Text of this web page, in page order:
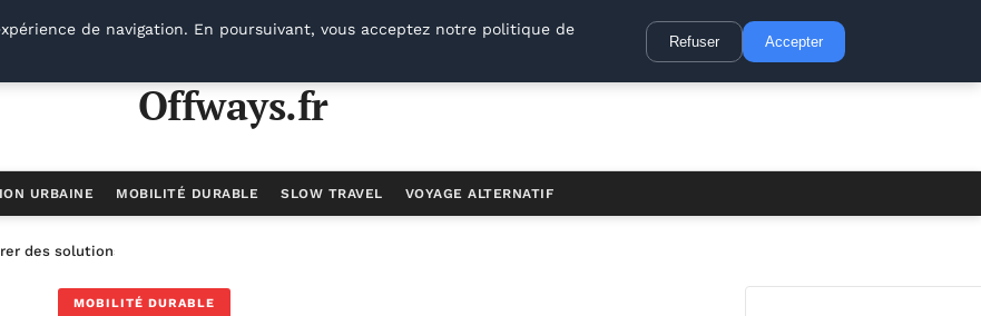
Offways.fr
URBAINE MOBILITÉ DURABLE SLOW TRAVEL VOYAGE ALTERNATIF
des solutions durables pour se déplacer autrement
MOBILITÉ DURABLE
de navigation. En poursuivant, vous acceptez notre politique de
Refuser Accepter